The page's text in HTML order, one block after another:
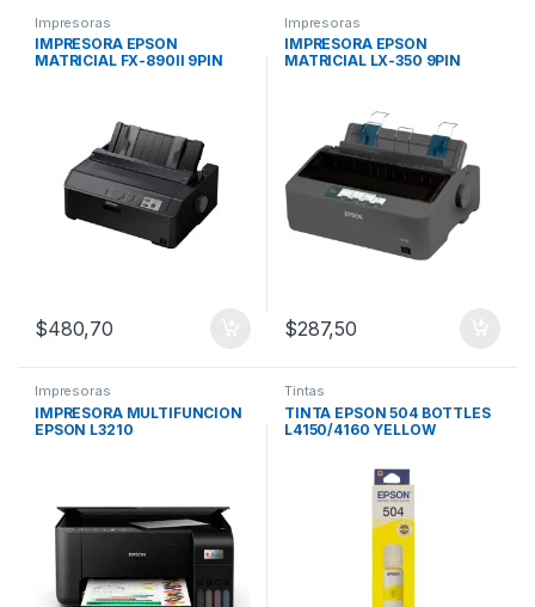
Impresoras
IMPRESORA EPSON
MATRICIAL FX-890II 9PIN
$480,70
Impresoras
IMPRESORA EPSON
MATRICIAL LX-350 9PIN
$287,50
Impresoras
IMPRESORA MULTIFUNCION
EPSON L3210
Tintas
TINTA EPSON 504 BOTTLES
L4150/4160 YELLOW